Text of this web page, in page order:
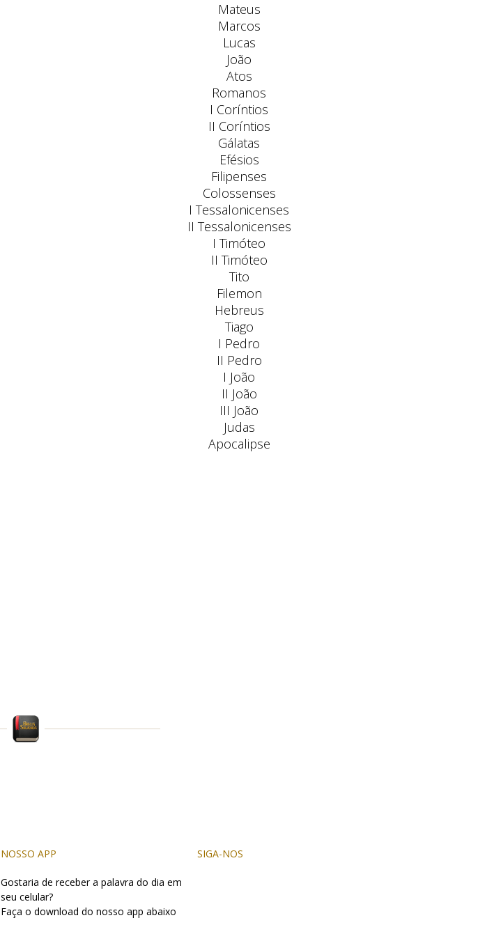
Mateus
Marcos
Lucas
João
Atos
Romanos
I Coríntios
II Coríntios
Gálatas
Efésios
Filipenses
Colossenses
I Tessalonicenses
II Tessalonicenses
I Timóteo
II Timóteo
Tito
Filemon
Hebreus
Tiago
I Pedro
II Pedro
I João
II João
III João
Judas
Apocalipse
NOSSO APP
Gostaria de receber a palavra do dia em
seu celular?
Faça o download do nosso app abaixo
SIGA-NOS